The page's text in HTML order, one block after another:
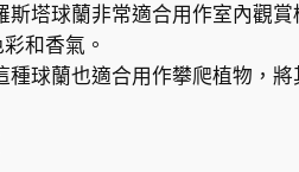
斯塔球蘭非常適合用作室內觀
和香氣。
種球蘭也適合用作攀爬植物，